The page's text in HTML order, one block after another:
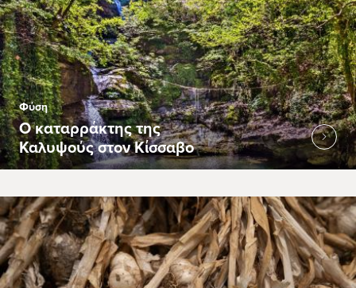
Φύση
Ο καταρράκτης της
Καλυψούς στον Κίσσαβο